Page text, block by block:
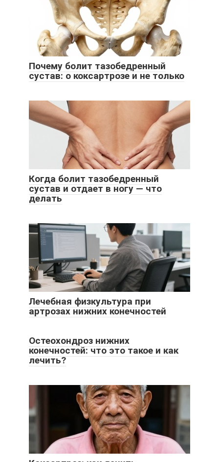
Почему болит тазобедренный
сустав: о коксартрозе и не только
Когда болит тазобедренный
сустав и отдает в ногу — что
делать
Лечебная физкультура при
артрозах нижних конечностей
Остеохондроз нижних
конечностей: что это такое и как
лечить?